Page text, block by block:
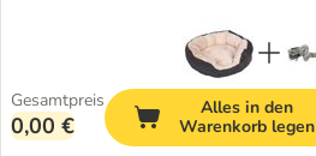
Gesamtpreis
0,00 €
Alles in den
Warenkorb legen